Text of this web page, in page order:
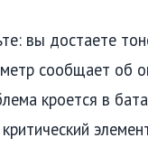
вы достаете
сообщает об
кроется в